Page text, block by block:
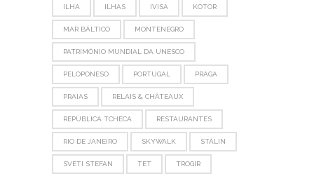
ILHA ILHAS IVISA KOTOR
MAR BÁLTICO MONTENEGRO
PATRIMÔNIO MUNDIAL DA UNESCO
PELOPONESO PORTUGAL PRAGA
PRAIAS RELAIS & CHÂTEAUX
REPÚBLICA TCHECA RESTAURANTES
RIO DE JANEIRO SKYWALK STÁLIN
SVETI STEFAN TET TROGIR